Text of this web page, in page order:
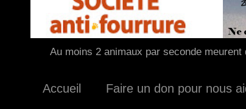
Au moins 2 animaux par seconde
Accueil Faire un don pour nous